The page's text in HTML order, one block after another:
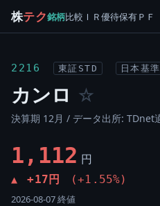
株テク銘柄比較 ＩＲ優待保有ＰＦ
2216 東証STD 日本基
カンロ ☆
決算期 12月 / データ出所: TDnet
1,112 円
▲ +17円 (+1.55%)
2026-08-07 終値